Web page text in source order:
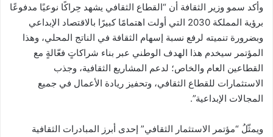
وأكد سمو وزير الثقافة أن “القطاع الثقافي يشهد حِراكًا نوعيًا مدفوعًا
برؤية المملكة 2030 التي أولت اهتمامًا كبيرًا بالاقتصاد الإبداعي
وبضرورة تنميته لرفع نسبة إسهام الثقافة في الناتج المحلي، وهذا
المؤتمر سيخدم هذا الهدف الوطني عبر بناء شراكاتٍ فعّالةٍ مع
القطاعين العام والخاص؛ لدعم المشاريع الثقافية، وجذب
الاستثمارات للقطاع الثقافي، وتحفيز ريادة الأعمال في جميع
المجالات الإبداعية”.
ويمثّلُ “مؤتمر الاستثمار الثقافي” إحدى أبرز المبادرات الثقافية